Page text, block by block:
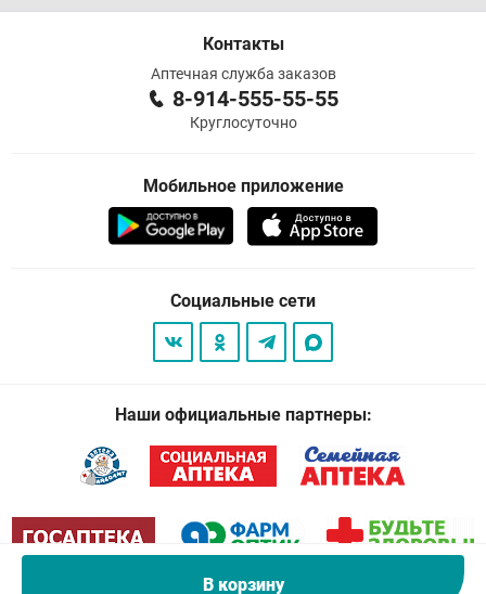
В корзину
Контакты
Аптечная служба заказов
8-914-555-55-55
Круглосуточно
Мобильное приложение
Социальные сети
Наши официальные партнеры: